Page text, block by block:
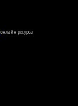
онлайн ресурса